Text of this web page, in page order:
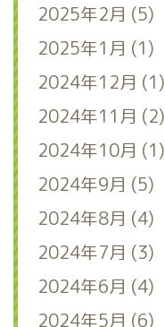
2025年2月 (5)
2025年1月 (1)
2024年12月 (1)
2024年11月 (2)
2024年10月 (1)
2024年9月 (5)
2024年8月 (4)
2024年7月 (3)
2024年6月 (4)
2024年5月 (6)